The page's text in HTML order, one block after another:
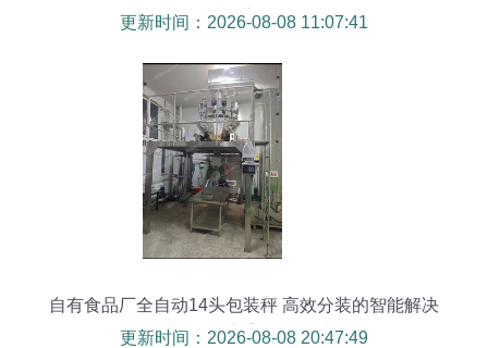
质生活新标杆
更新时间：2026-08-08 11:07:41
自有食品厂全自动14头包装秤 高效分装的智能解决
方案
更新时间：2026-08-08 20:47:49